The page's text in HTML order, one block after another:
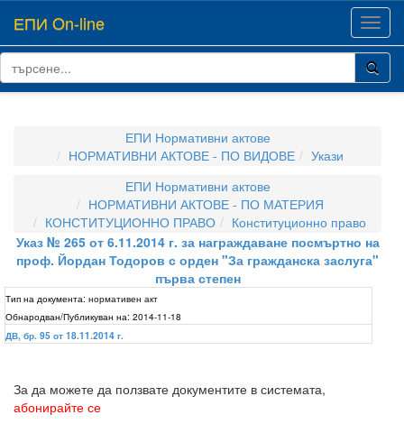
ЕПИ On-line
ЕПИ Нормативни актове
НОРМАТИВНИ АКТОВЕ - ПО ВИДОВЕ
Укази
ЕПИ Нормативни актове
НОРМАТИВНИ АКТОВЕ - ПО МАТЕРИЯ
КОНСТИТУЦИОННО ПРАВО
Конституционно право
Указ № 265 от 6.11.2014 г. за награждаване посмъртно на
проф. Йордан Тодоров с орден "За гражданска заслуга"
първа степен
Тип на документа: нормативен акт
Обнародван/Публикуван на: 2014-11-18
ДВ, бр. 95 от 18.11.2014 г.
За да можете да ползвате документите в системата,
абонирайте се